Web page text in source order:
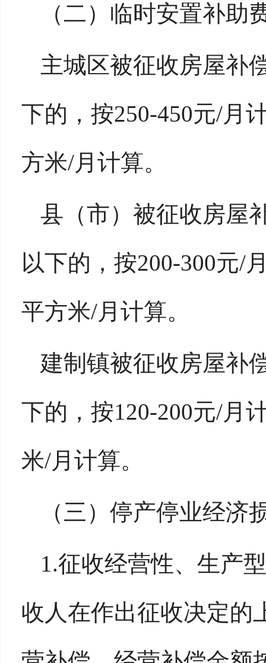
（二）临时安置补助
主城区被征收房屋补
下的，按250-450元/月
方米/月计算。
县（市）被征收房屋
以下的，按200-300元/
平方米/月计算。
建制镇被征收房屋补
下的，按120-200元/月
米/月计算。
（三）停产停业经济
1.征收经营性、生产
收人在作出征收决定的